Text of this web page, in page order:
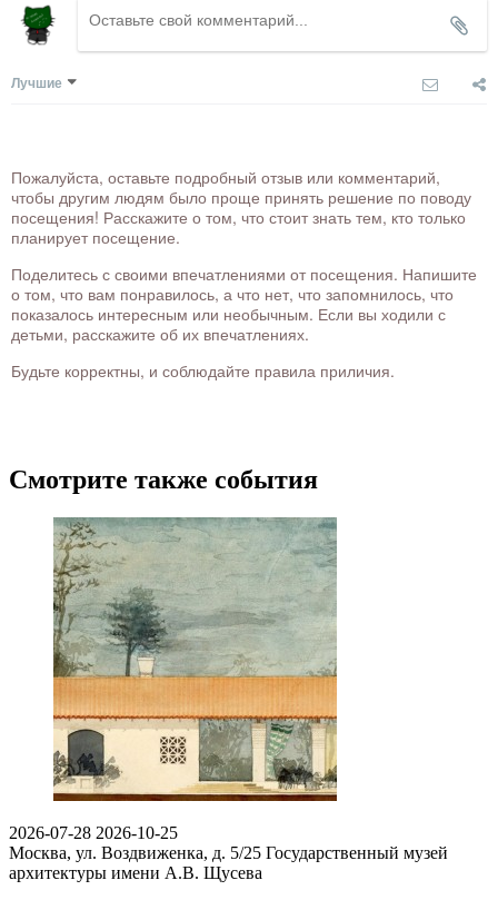
Лучшие
Пожалуйста, оставьте подробный отзыв или комментарий,
чтобы другим людям было проще принять решение по поводу
посещения! Расскажите о том, что стоит знать тем, кто только
планирует посещение.
Поделитесь с своими впечатлениями от посещения. Напишите
о том, что вам понравилось, а что нет, что запомнилось, что
показалось интересным или необычным. Если вы ходили с
детьми, расскажите об их впечатлениях.
Будьте корректны, и соблюдайте правила приличия.
Смотрите также события
2026-07-28 2026-10-25
Москва, ул. Воздвиженка, д. 5/25 Государственный музей
архитектуры имени А.В. Щусева